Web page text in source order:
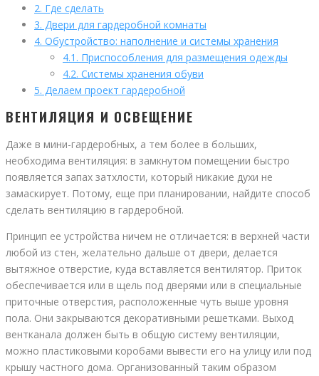
2. Где сделать
3. Двери для гардеробной комнаты
4. Обустройство: наполнение и системы хранения
4.1. Приспособления для размещения одежды
4.2. Системы хранения обуви
5. Делаем проект гардеробной
ВЕНТИЛЯЦИЯ И ОСВЕЩЕНИЕ
Даже в мини-гардеробных, а тем более в больших,
необходима вентиляция: в замкнутом помещении быстро
появляется запах затхлости, который никакие духи не
замаскирует. Потому, еще при планировании, найдите способ
сделать вентиляцию в гардеробной.
Принцип ее устройства ничем не отличается: в верхней части
любой из стен, желательно дальше от двери, делается
вытяжное отверстие, куда вставляется вентилятор. Приток
обеспечивается или в щель под дверями или в специальные
приточные отверстия, расположенные чуть выше уровня
пола. Они закрываются декоративными решетками. Выход
вентканала должен быть в общую систему вентиляции,
можно пластиковыми коробами вывести его на улицу или под
крышу частного дома. Организованный таким образом